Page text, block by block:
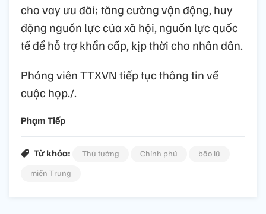
cho vay ưu đãi; tăng cường vận động, huy
động nguồn lực của xã hội, nguồn lực quốc
tế để hỗ trợ khẩn cấp, kịp thời cho nhân dân.
Phóng viên TTXVN tiếp tục thông tin về
cuộc họp./.
Phạm Tiếp
Từ khóa: Thủ tướng Chính phủ
bão lũ
miền Trung